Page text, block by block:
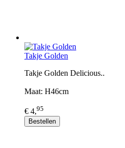
Takje Golden
Takje Golden Delicious..
Maat: H46cm
€ 4,95
Bestellen